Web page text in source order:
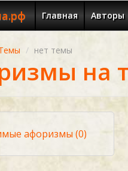
Главная Авторы
нет темы
на
афоризмы(0)